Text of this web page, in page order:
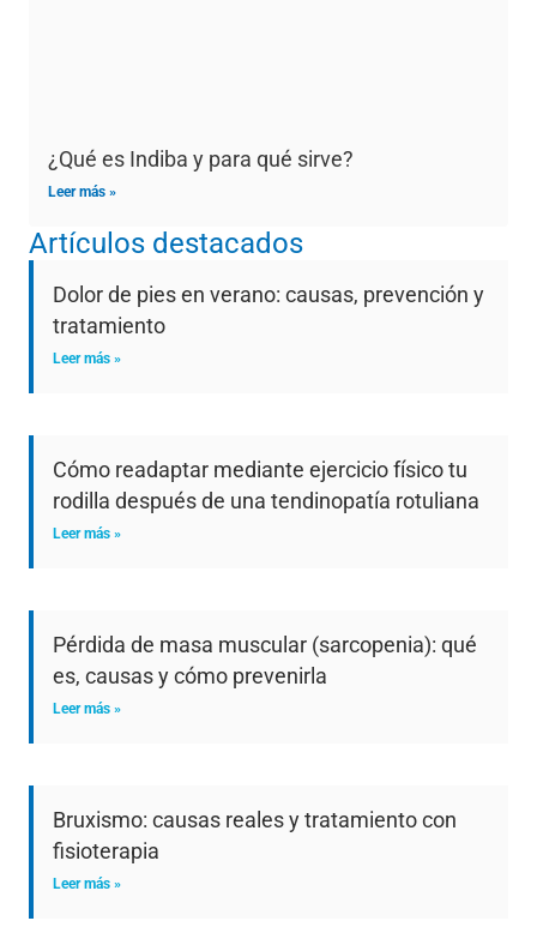
¿Qué es Indiba y para qué sirve?
Leer más »
Artículos destacados
Dolor de pies en verano: causas, prevención y
tratamiento
Leer más »
Cómo readaptar mediante ejercicio físico tu
rodilla después de una tendinopatía rotuliana
Leer más »
Pérdida de masa muscular (sarcopenia): qué
es, causas y cómo prevenirla
Leer más »
Bruxismo: causas reales y tratamiento con
fisioterapia
Leer más »